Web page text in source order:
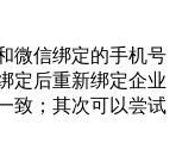
微信绑定的手机号
定后重新绑定企业
致；其次可以尝试